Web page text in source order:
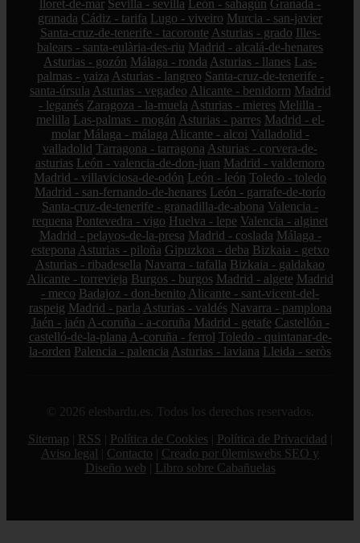
lloret-de-mar Sevilla - sevilla León - sahagún Granada -
granada Cádiz - tarifa Lugo - viveiro Murcia - san-javier
Santa-cruz-de-tenerife - tacoronte Asturias - grado Illes-
balears - santa-eulària-des-riu Madrid - alcalá-de-henares
Asturias - gozón Málaga - ronda Asturias - llanes Las-
palmas - yaiza Asturias - langreo Santa-cruz-de-tenerife -
santa-úrsula Asturias - vegadeo Alicante - benidorm Madrid
- leganés Zaragoza - la-muela Asturias - mieres Melilla -
melilla Las-palmas - mogán Asturias - parres Madrid - el-
molar Málaga - málaga Alicante - alcoi Valladolid -
valladolid Tarragona - tarragona Asturias - corvera-de-
asturias León - valencia-de-don-juan Madrid - valdemoro
Madrid - villaviciosa-de-odón León - león Toledo - toledo
Madrid - san-fernando-de-henares León - garrafe-de-torío
Santa-cruz-de-tenerife - granadilla-de-abona Valencia -
requena Pontevedra - vigo Huelva - lepe Valencia - alginet
Madrid - pelayos-de-la-presa Madrid - coslada Málaga -
estepona Asturias - piloña Gipuzkoa - deba Bizkaia - getxo
Asturias - ribadesella Navarra - tafalla Bizkaia - galdakao
Alicante - torrevieja Burgos - burgos Madrid - algete Madrid
- meco Badajoz - don-benito Alicante - sant-vicent-del-
raspeig Madrid - parla Asturias - valdés Navarra - pamplona
Jaén - jaén A-coruña - a-coruña Madrid - getafe Castellón -
castelló-de-la-plana A-coruña - ferrol Toledo - quintanar-de-
la-orden Palencia - palencia Asturias - laviana Lleida - seròs
© 2026 elesbardu.es. Todos los derechos reservados.
Sitemap
RSS Política de Cookies Política de Privacidad
Aviso legal
Contacto
Creado por 0lemiswebs SEO y
Diseño web
Libro sobre Cabañuelas